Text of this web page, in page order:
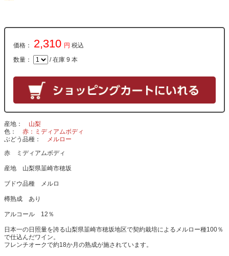
価格： 2,310 円 税込
数量： / 在庫 9 本
産地
山梨
色
赤：ミディアムボディ
ぶどう品種
メルロー
赤 ミディアムボディ
産地 山梨県韮崎市穂坂
ブドウ品種 メルロ
樽熟成 あり
アルコール 12％
日本一の日照量を誇る山梨県韮崎市穂坂地区で契約栽培によるメルロー種100％
で仕込んだワイン。
フレンチオークで約18か月の熟成が施されています。